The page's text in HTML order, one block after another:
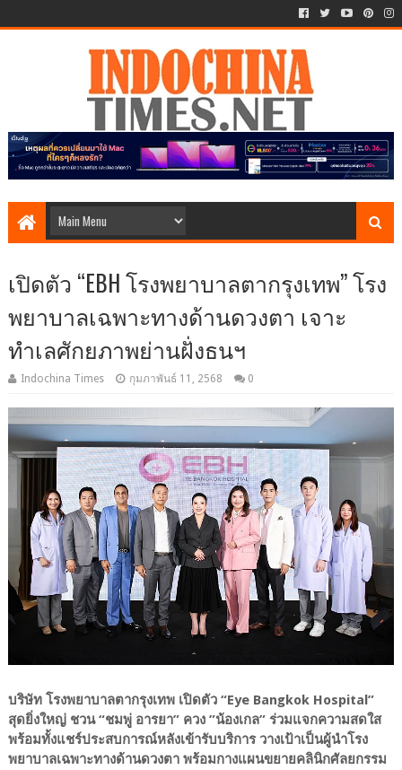
เปิดตัว “EBH โรงพยาบาลตากรุงเทพ” โรง
พยาบาลเฉพาะทางด้านดวงตา เจาะ
ทำเลศักยภาพย่านฝั่งธนฯ
Indochina Times กุมภาพันธ์ 11, 2568 0
บริษัท โรงพยาบาลตากรุงเทพ เปิดตัว “Eye Bangkok Hospital”
สุดยิ่งใหญ่ ชวน “ชมพู่ อารยา” ควง ”น้องเกล” ร่วมแจกความสดใส
พร้อมทั้งแชร์ประสบการณ์หลังเข้ารับบริการ วางเป้าเป็นผู้นำโรง
พยาบาลเฉพาะทางด้านดวงตา พร้อมกางแผนขยายคลินิกศัลยกรรม